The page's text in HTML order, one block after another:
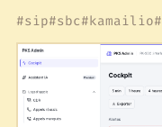
sip sbc kamailio